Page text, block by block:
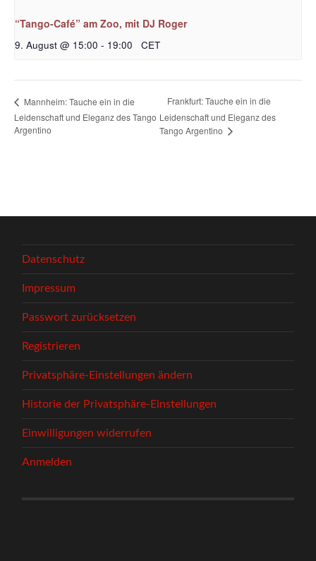
“Tango-Café” am Zoo, mit DJ Roger
9. August @ 15:00 - 19:00 CET
Mannheim: Tauche ein in die
Leidenschaft und Eleganz des Tango
Argentino
Frankfurt: Tauche ein in die
Leidenschaft und Eleganz des
Tango Argentino
Datenschutz
Impressum
Passwort zurücksetzen
Registrieren
Privatsphäre-Einstellungen ändern
Historie der Privatsphäre-Einstellungen
Einwilligungen widerrufen
Anmelden